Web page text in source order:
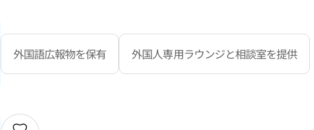
外国語広報物を保有 外国人専用ラウンジと相談室を提供